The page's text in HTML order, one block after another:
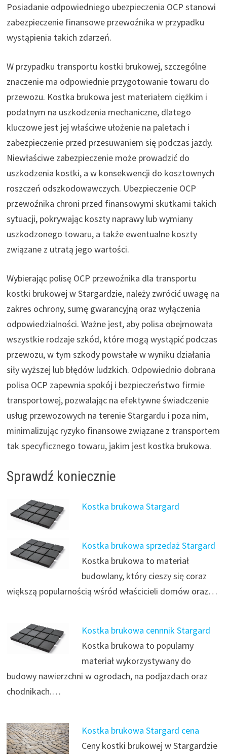
Posiadanie odpowiedniego ubezpieczenia OCP stanowi
zabezpieczenie finansowe przewoźnika w przypadku
wystąpienia takich zdarzeń.
W przypadku transportu kostki brukowej, szczególne
znaczenie ma odpowiednie przygotowanie towaru do
przewozu. Kostka brukowa jest materiałem ciężkim i
podatnym na uszkodzenia mechaniczne, dlatego
kluczowe jest jej właściwe ułożenie na paletach i
zabezpieczenie przed przesuwaniem się podczas jazdy.
Niewłaściwe zabezpieczenie może prowadzić do
uszkodzenia kostki, a w konsekwencji do kosztownych
roszczeń odszkodowawczych. Ubezpieczenie OCP
przewoźnika chroni przed finansowymi skutkami takich
sytuacji, pokrywając koszty naprawy lub wymiany
uszkodzonego towaru, a także ewentualne koszty
związane z utratą jego wartości.
Wybierając polisę OCP przewoźnika dla transportu
kostki brukowej w Stargardzie, należy zwrócić uwagę na
zakres ochrony, sumę gwarancyjną oraz wyłączenia
odpowiedzialności. Ważne jest, aby polisa obejmowała
wszystkie rodzaje szkód, które mogą wystąpić podczas
przewozu, w tym szkody powstałe w wyniku działania
siły wyższej lub błędów ludzkich. Odpowiednio dobrana
polisa OCP zapewnia spokój i bezpieczeństwo firmie
transportowej, pozwalając na efektywne świadczenie
usług przewozowych na terenie Stargardu i poza nim,
minimalizując ryzyko finansowe związane z transportem
tak specyficznego towaru, jakim jest kostka brukowa.
Sprawdź koniecznie
Kostka brukowa Stargard
Kostka brukowa sprzedaż Stargard
Kostka brukowa to materiał
budowlany, który cieszy się coraz
większą popularnością wśród właścicieli domów oraz…
Kostka brukowa cennnik Stargard
Kostka brukowa to popularny
materiał wykorzystywany do
budowy nawierzchni w ogrodach, na podjazdach oraz
chodnikach.…
Kostka brukowa Stargard cena
Ceny kostki brukowej w Stargardzie